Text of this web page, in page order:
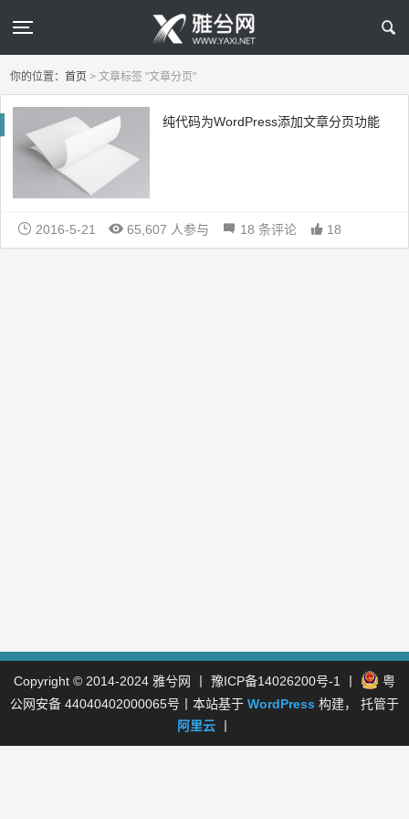
你的位置：首页 > 文章标签 "文章分页"
纯代码为WordPress添加文章分页功能
2016-5-21 65,607 人参与 18 条评论 18
Copyright © 2014-2024 雅兮网 豫ICP备14026200号-1
粤
公网安备 44040402000065号 丨本站基于 WordPress 构建， 托管于
阿里云